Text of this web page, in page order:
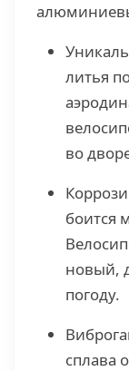
литья
во
боится
новый,
погоду.
сплава